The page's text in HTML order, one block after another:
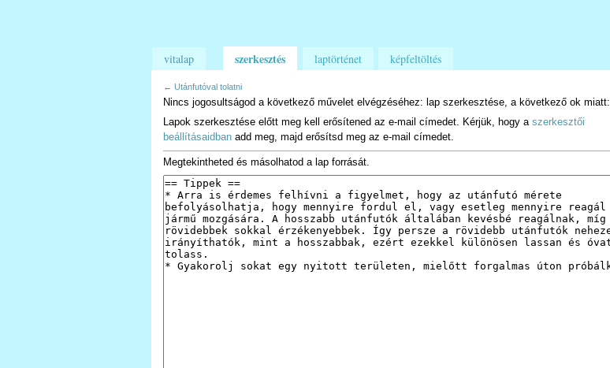
vitalap szerkesztés laptörténet képfeltöltés
← Utánfutóval tolatni
Nincs jogosultságod a következő művelet elvégzéséhez: lap szerkesztése, a következő ok miatt:
Lapok szerkesztése előtt meg kell erősítened az e-mail címedet. Kérjük, hogy a szerkesztői
beállításaidban add meg, majd erősítsd meg az e-mail címedet.
Megtekintheted és másolhatod a lap forrását.